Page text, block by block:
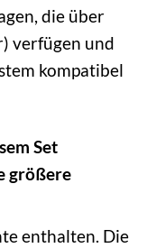
die über
verfügen und
kompatibel
Set
größere
enthalten. Die